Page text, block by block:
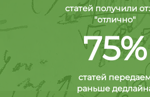
статей получили
"отлично"
75%
статей
раньше